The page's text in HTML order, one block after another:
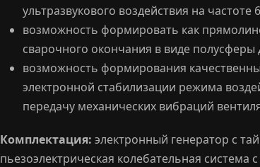
ультразвукового воздействия на
возможность формировать как
сварочного окончания в виде
возможность формирования
электронной стабилизации режима
передачу механических вибраций
Комплектация: электронный генератор с
пьезоэлектрическая колебательная